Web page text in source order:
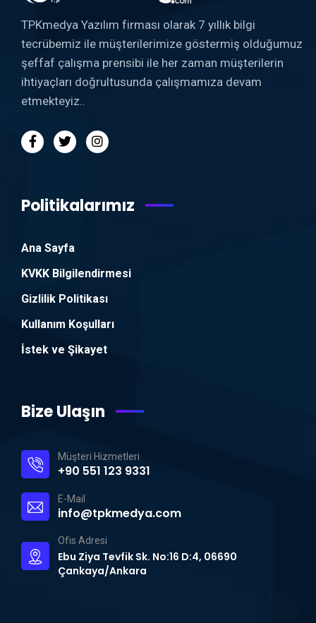
TPKmedya Yazılım firması olarak 7 yıllık bilgi
tecrübemiz ile müşterilerimize göstermiş olduğumuz
şeffaf çalışma prensibi ile her zaman müşterilerin
ihtiyaçları doğrultusunda çalışmamıza devam
etmekteyiz..
Politikalarımız
Ana Sayfa
KVKK Bilgilendirmesi
Gizlilik Politikası
Kullanım Koşulları
İstek ve Şikayet
Bize Ulaşın
Müşteri Hizmetleri
+90 551 123 9331
E-Mail
info@tpkmedya.com
Ofis Adresi
Ebu Ziya Tevfik Sk. No:16 D:4, 06690
Çankaya/Ankara